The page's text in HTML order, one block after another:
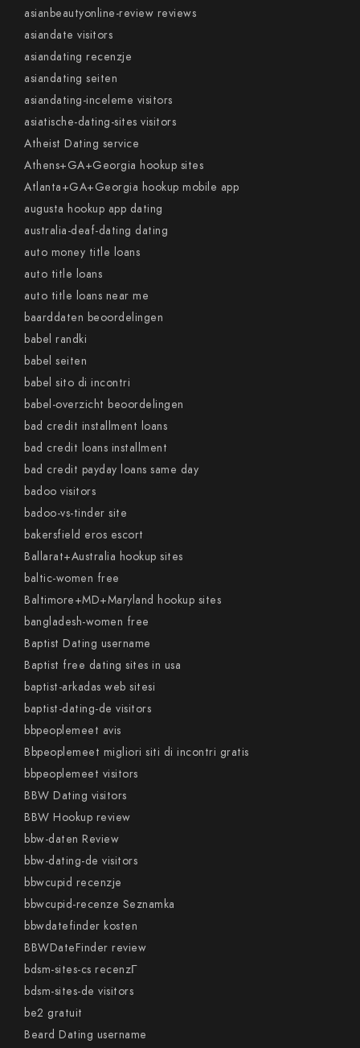
asianbeautyonline-review reviews
asiandate visitors
asiandating recenzje
asiandating seiten
asiandating-inceleme visitors
asiatische-dating-sites visitors
Atheist Dating service
Athens+GA+Georgia hookup sites
Atlanta+GA+Georgia hookup mobile app
augusta hookup app dating
australia-deaf-dating dating
auto money title loans
auto title loans
auto title loans near me
baarddaten beoordelingen
babel randki
babel seiten
babel sito di incontri
babel-overzicht beoordelingen
bad credit installment loans
bad credit loans installment
bad credit payday loans same day
badoo visitors
badoo-vs-tinder site
bakersfield eros escort
Ballarat+Australia hookup sites
baltic-women free
Baltimore+MD+Maryland hookup sites
bangladesh-women free
Baptist Dating username
Baptist free dating sites in usa
baptist-arkadas web sitesi
baptist-dating-de visitors
bbpeoplemeet avis
Bbpeoplemeet migliori siti di incontri gratis
bbpeoplemeet visitors
BBW Dating visitors
BBW Hookup review
bbw-daten Review
bbw-dating-de visitors
bbwcupid recenzje
bbwcupid-recenze Seznamka
bbwdatefinder kosten
BBWDateFinder review
bdsm-sites-cs recenzГ­
bdsm-sites-de visitors
be2 gratuit
Beard Dating username